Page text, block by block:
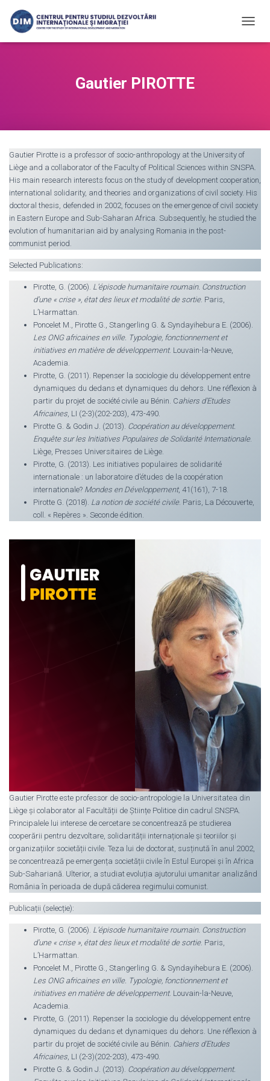
O
T
I
O
N
Gautier PIROTTE
Gautier Pirotte is a professor of socio-anthropology at the University of
Liège and a collaborator of the Faculty of Political Sciences within SNSPA.
His main research interests focus on the study of development cooperation,
international solidarity, and theories and organizations of civil society. His
doctoral thesis, defended in 2002, focuses on the emergence of civil society
in Eastern Europe and Sub-Saharan Africa. Subsequently, he studied the
evolution of humanitarian aid by analysing Romania in the post-
communist period.
Selected Publications:
Pirotte, G. (2006). L’épisode humanitaire roumain. Construction
d’une « crise », état des lieux et modalité de sortie. Paris,
L’Harmattan.
Poncelet M., Pirotte G., Stangerling G. & Syndayihebura E. (2006).
Les ONG africaines en ville. Typologie, fonctionnement et
initiatives en matière de développement. Louvain-la-Neuve,
Academia.
Pirotte, G. (2011). Repenser la sociologie du développement entre
dynamiques du dedans et dynamiques du dehors. Une réflexion à
partir du projet de société civile au Bénin. Cahiers d’Etudes
Africaines, LI (2-3)(202-203), 473-490.
Pirotte G. & Godin J. (2013). Coopération au développement.
Enquête sur les Initiatives Populaires de Solidarité Internationale.
Liège, Presses Universitaires de Liège.
Pirotte, G. (2013). Les initiatives populaires de solidarité
internationale : un laboratoire d’études de la coopération
internationale? Mondes en Développement, 41(161), 7-18.
Pirotte G. (2018). La notion de société civile. Paris, La Découverte,
coll. « Repères ». Seconde édition.
Gautier Pirotte este professor de socio-antropologie la Universitatea din
Liège și colaborator al Facultății de Științe Politice din cadrul SNSPA.
Principalele lui interese de cercetare se concentrează pe studierea
cooperării pentru dezvoltare, solidarității internaționale și teoriilor și
organizațiilor societății civile. Teza lui de doctorat, susținută în anul 2002,
se concentrează pe emergența societății civile în Estul Europei și în Africa
Sub-Sahariană. Ulterior, a studiat evoluția ajutorului umanitar analizând
România în perioada de după căderea regimului comunist.
Publicații (selecție):
Pirotte, G. (2006). L’épisode humanitaire roumain. Construction
d’une « crise », état des lieux et modalité de sortie. Paris,
L’Harmattan.
Poncelet M., Pirotte G., Stangerling G. & Syndayihebura E. (2006).
Les ONG africaines en ville. Typologie, fonctionnement et
initiatives en matière de développement. Louvain-la-Neuve,
Academia.
Pirotte, G. (2011). Repenser la sociologie du développement entre
dynamiques du dedans et dynamiques du dehors. Une réflexion à
partir du projet de société civile au Bénin. Cahiers d’Etudes
Africaines, LI (2-3)(202-203), 473-490.
Pirotte G. & Godin J. (2013). Coopération au développement.